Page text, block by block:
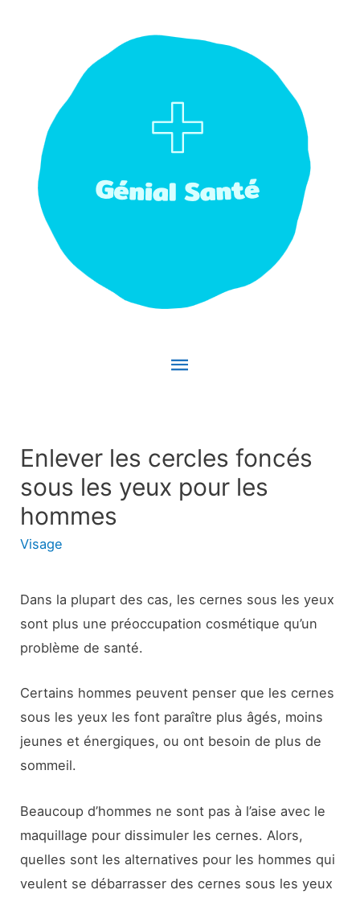
Menu
Enlever les cercles foncés
sous les yeux pour les
hommes
Visage
Dans la plupart des cas, les cernes sous les yeux
sont plus une préoccupation cosmétique qu’un
problème de santé.
Certains hommes peuvent penser que les cernes
sous les yeux les font paraître plus âgés, moins
jeunes et énergiques, ou ont besoin de plus de
sommeil.
Beaucoup d’hommes ne sont pas à l’aise avec le
maquillage pour dissimuler les cernes. Alors,
quelles sont les alternatives pour les hommes qui
veulent se débarrasser des cernes sous les yeux